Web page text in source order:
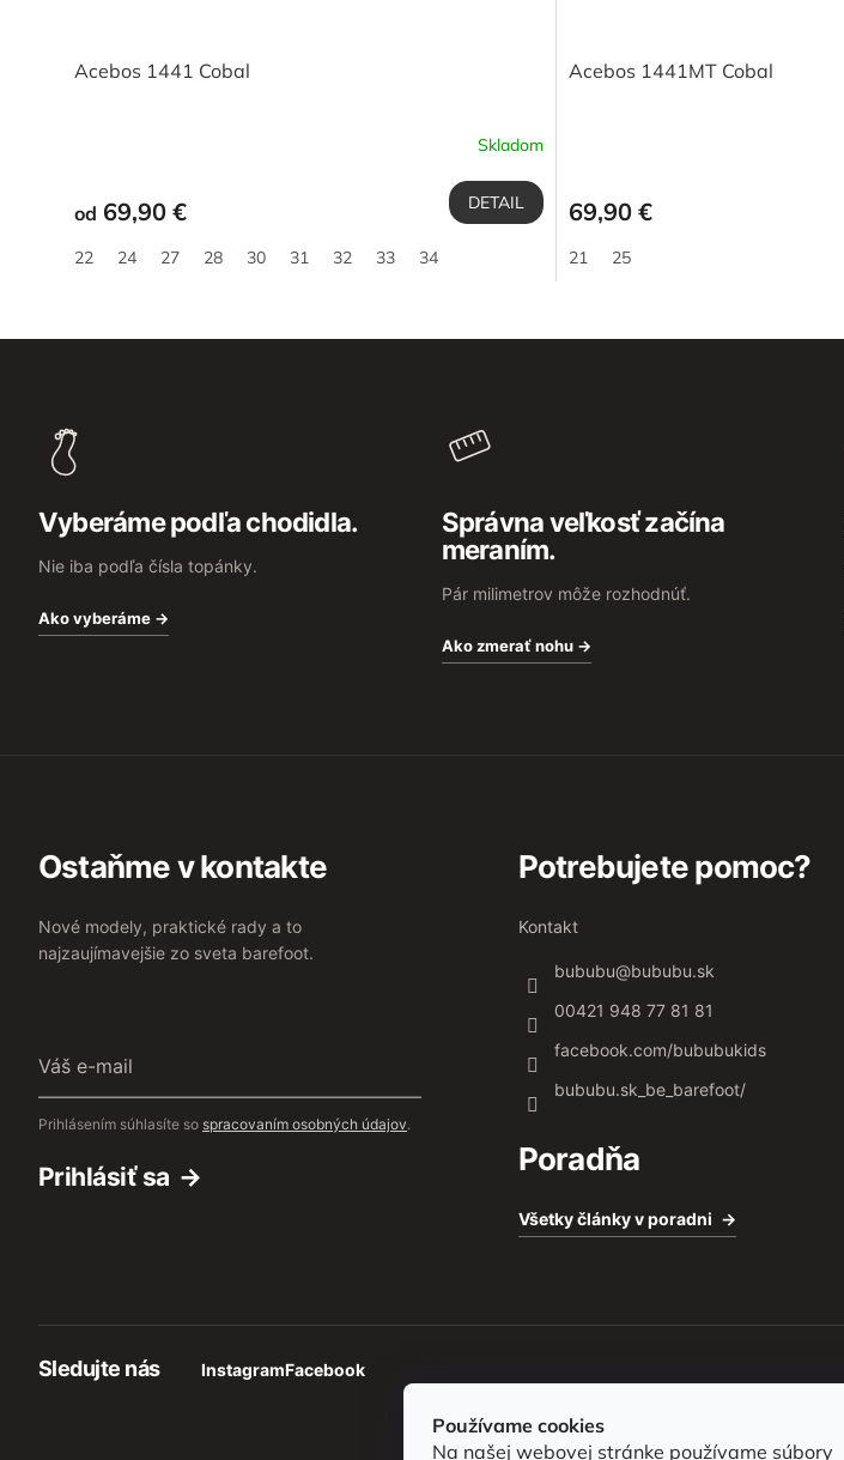
Používame cookies
Na našej webovej stránke používame súbory
Acebos 1441 Cobal
Skladom
od 69,90 € DETAIL
22 24 27 28 30 31 32 33 34
Acebos 1441MT Cobal
69,90 €
21 25
v
Vyberáme podľa chodidla.
Nie iba podľa čísla topánky.
Ako vyberáme →
Správna veľkosť začína
meraním.
Pár milimetrov môže rozhodnúť.
Ako zmerať nohu →
Ostaňme v kontakte
Nové modely, praktické rady a to
najzaujímavejšie zo sveta barefoot.
e-
Prihlásením súhlasíte so spracovaním osobných údajov.
Prihlásiť sa
Sledujte nás InstagramFacebook
Potrebujete pomoc?
Kontakt
bububu@bububu.sk
00421 948 77 81 81
facebook.com/bububukids
bububu.sk_be_barefoot/
Poradňa
Všetky články v poradni